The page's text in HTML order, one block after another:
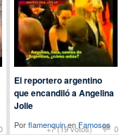
+7 (19 votos) 0
El reportero argentino
que encandiló a Angelina
Jolie
Porflamenquinen Famosos